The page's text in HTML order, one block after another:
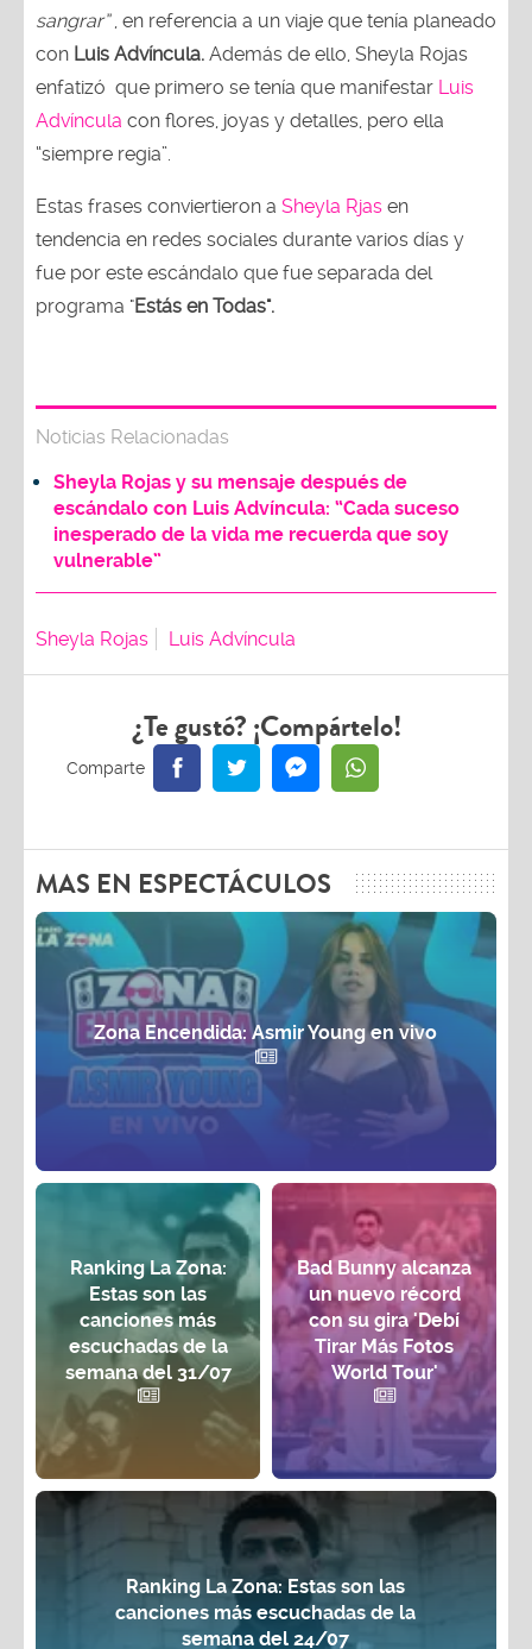
sangrar”, en referencia a un viaje que tenía planeado
con Luis Advíncula. Además de ello, Sheyla Rojas
enfatizó que primero se tenía que manifestar Luis
Advíncula con flores, joyas y detalles, pero ella
“siempre regia”.
Estas frases conviertieron a Sheyla Rjas en
tendencia en redes sociales durante varios días y
fue por este escándalo que fue separada del
programa "Estás en Todas".
Noticias Relacionadas
Sheyla Rojas y su mensaje después de
escándalo con Luis Advíncula: “Cada suceso
inesperado de la vida me recuerda que soy
vulnerable”
Sheyla Rojas Luis Advíncula
¿Te gustó? ¡Compártelo!
MAS EN ESPECTÁCULOS
Zona Encendida: Asmir Young en vivo
Ranking La Zona:
Estas son las
canciones más
escuchadas de la
semana del 31/07
Bad Bunny alcanza
un nuevo récord
con su gira 'Debí
Tirar Más Fotos
World Tour'
Ranking La Zona: Estas son las
canciones más escuchadas de la
semana del 24/07